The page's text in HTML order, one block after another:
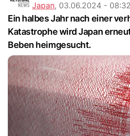
Japan, 03.06.2024 - 08:32
Ein halbes Jahr nach einer
Katastrophe wird Japan
Beben heimgesucht.